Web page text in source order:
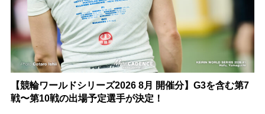
【競輪ワールドシリーズ2026 8月 開催分】G3を含む第7
戦〜第10戦の出場予定選手が決定！